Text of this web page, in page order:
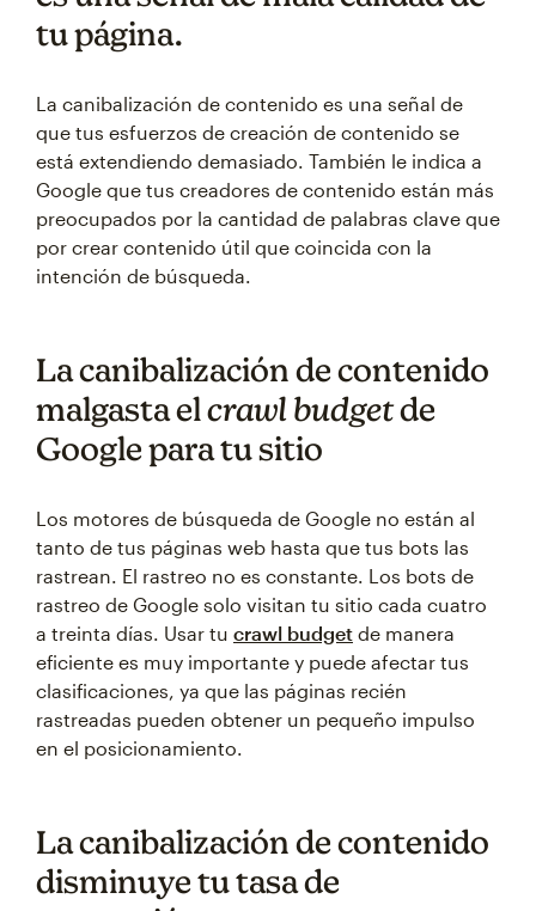
tu página.
La canibalización de contenido es una señal de
que tus esfuerzos de creación de contenido se
está extendiendo demasiado. También le indica a
Google que tus creadores de contenido están más
preocupados por la cantidad de palabras clave que
por crear contenido útil que coincida con la
intención de búsqueda.
La canibalización de contenido
malgasta elcrawl budgetde
Google para tu sitio
Los motores de búsqueda de Google no están al
tanto de tus páginas web hasta que tus bots las
rastrean. El rastreo no es constante. Los bots de
rastreo de Google solo visitan tu sitio cada cuatro
a treinta días. Usar tu crawl budget de manera
eficiente es muy importante y puede afectar tus
clasificaciones, ya que las páginas recién
rastreadas pueden obtener un pequeño impulso
en el posicionamiento.
La canibalización de contenido
disminuye tu tasa de